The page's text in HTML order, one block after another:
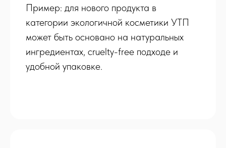
Пример: для нового продукта в
категории экологичной косметики УТП
может быть основано на натуральных
ингредиентах, cruelty-free подходе и
удобной упаковке.